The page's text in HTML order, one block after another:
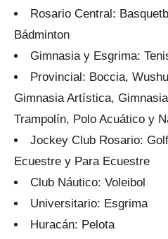
Rosario Central:
Bádminton
Gimnasia y Esgrima:
Provincial: Boccia,
Gimnasia Artística,
Trampolín, Polo Acuático y
Jockey Club Rosario:
Ecuestre y Para Ecuestre
Club Náutico: Voleibol
Universitario: Esgrima
Huracán: Pelota